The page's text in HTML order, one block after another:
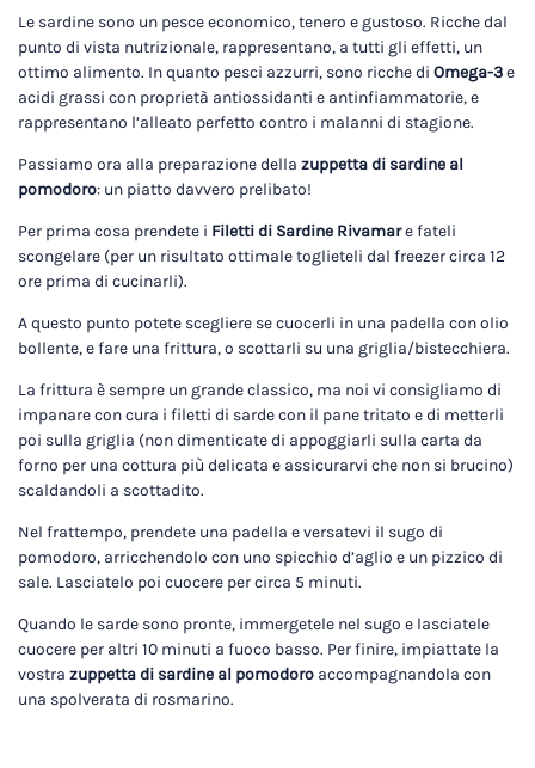
Le sardine sono un pesce economico, tenero e gustoso. Ricche dal
punto di vista nutrizionale, rappresentano, a tutti gli effetti, un
ottimo alimento. In quanto pesci azzurri, sono ricche di Omega-3e
acidi grassi con proprietà antiossidanti e antinfiammatorie, e
rappresentano l’alleato perfetto contro i malanni di stagione.
Passiamo ora alla preparazione della zuppetta di sardine al
pomodoro: un piatto davvero prelibato!
Per prima cosa prendete i Filetti di Sardine Rivamare fateli
scongelare (per un risultato ottimale toglieteli dal freezer circa 12
ore prima di cucinarli).
A questo punto potete scegliere se cuocerli in una padella con olio
bollente, e fare una frittura, o scottarli su una griglia/bistecchiera.
La frittura è sempre un grande classico, ma noi vi consigliamo di
impanare con cura i filetti di sarde con il pane tritato e di metterli
poi sulla griglia (non dimenticate di appoggiarli sulla carta da
forno per una cottura più delicata e assicurarvi che non si brucino)
scaldandoli a scottadito.
Nel frattempo, prendete una padella e versatevi il sugo di
pomodoro, arricchendolo con uno spicchio d’aglio e un pizzico di
sale. Lasciatelo poi cuocere per circa 5 minuti.
Quando le sarde sono pronte, immergetele nel sugo e lasciatele
cuocere per altri 10 minuti a fuoco basso. Per finire, impiattate la
vostra zuppetta di sardine al pomodoro accompagnandola con
una spolverata di rosmarino.